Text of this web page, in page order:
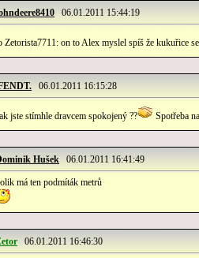
06.01.2011 15:44:19
Zetorista7711: on to Alex myslel spíš že kukuřice se
06.01.2011 16:15:28
jste stímhle dravcem spokojený ?? Spotřeba
Hušek 06.01.2011 16:41:49
má ten podmíták metrů
06.01.2011 16:46:30